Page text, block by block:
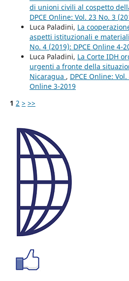
di unioni civili al cospetto
DPCE Online: Vol. 23 No. 3
Luca Paladini, La
aspetti istituzionali e materiali
No. 4 (2019): DPCE Online 4-
Luca Paladini, La Corte IDH
urgenti a fronte della
Nicaragua , DPCE Online:
Online 3-2019
1 2 > >>